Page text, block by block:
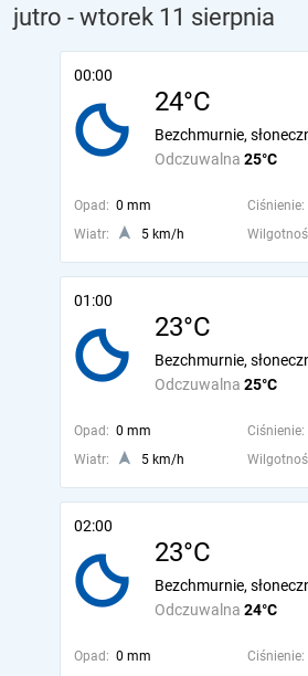
jutro - wtorek 11 sierpnia
00:00
24°C
Odczuwalna 25°C
Bezchmurnie,
Opad: 0 mm Ciśnienie:
Wiatr:
5 km/h
01:00
23°C
Odczuwalna 25°C
Bezchmurnie,
Opad: 0 mm Ciśnienie:
Wiatr:
5 km/h
02:00
23°C
Odczuwalna 24°C
Bezchmurnie,
Opad: 0 mm Ciśnienie: